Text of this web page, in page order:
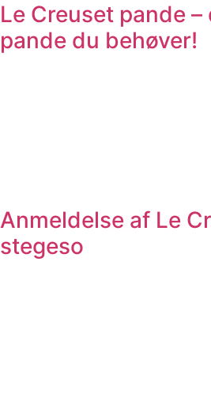
Le Creuset pande
pande du behøver!
Anmeldelse af Le
stegeso